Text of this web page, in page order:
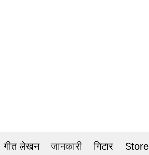
गीत लेखन जानकारी गिटार Store